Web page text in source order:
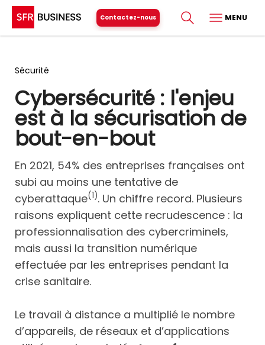
Contactez-nous MENU
Sécurité
Cybersécurité : l'enjeu
est à la sécurisation de
bout-en-bout
En 2021, 54% des entreprises françaises ont
subi au moins une tentative de
cyberattaque(1). Un chiffre record. Plusieurs
raisons expliquent cette recrudescence : la
professionnalisation des cybercriminels,
mais aussi la transition numérique
effectuée par les entreprises pendant la
crise sanitaire.
Le travail à distance a multiplié le nombre
d’appareils, de réseaux et d’applications